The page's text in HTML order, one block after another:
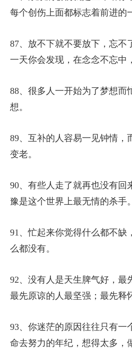
每个创伤上面都标志着前进的
87、放不下就不要放下，忘不
一天你会发现，在念念不忘中
88、很多人一开始为了梦想而
想。
89、互补的人容易一见钟情，
变老。
90、有些人走了就再也没有回
豫是这个世界上最无情的杀手。
91、忙起来你觉得什么都不缺
么都没有。
92、没有人是天生脾气好，最
最先原谅的人最坚强；最先释
93、你迷茫的原因往往只有一
命去努力的年纪，想得太多，